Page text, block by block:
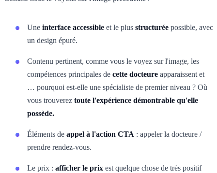
Une interface accessible et le plus structurée possible, avec
un design épuré.
Contenu pertinent, comme vous le voyez sur l'image, les
compétences principales de cette docteure apparaissent et
… pourquoi est-elle une spécialiste de premier niveau ? Où
vous trouverez toute l'expérience démontrable qu'elle
possède.
Éléments de appel à l'action CTA : appeler la docteure /
prendre rendez-vous.
Le prix : afficher le prix est quelque chose de très positif